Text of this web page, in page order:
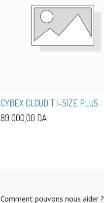
CYBEX CLOUD T I-SIZE PLUS
89 000,00 DA
Comment pouvons nous aider ?